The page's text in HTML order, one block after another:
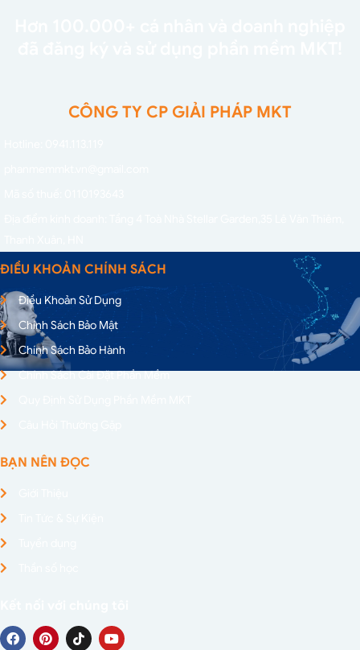
CÔNG TY CP GIẢI PHÁP MKT
ĐIỀU KHOẢN CHÍNH SÁCH
Điều Khoản Sử Dụng
Chính Sách Bảo Mật
Chính Sách Bảo Hành
Chính Sách Cài Đặt Phần Mềm
BẠN NÊN ĐỌC